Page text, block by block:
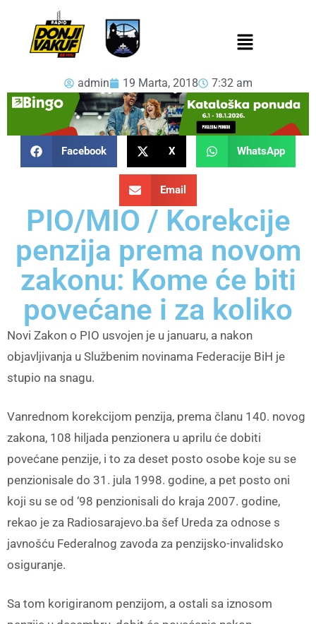
admin 19 Marta, 2018 7:32 am
Facebook X WhatsApp
Email
PIO/MIO / Korekcije
penzija prema novom
zakonu: Kome će biti
povećane i za koliko
Novi Zakon o PIO usvojen je u januaru, a nakon
objavljivanja u Službenim novinama Federacije BiH je
stupio na snagu.
Vanrednom korekcijom penzija, prema članu 140. novog
zakona, 108 hiljada penzionera u aprilu će dobiti
povećane penzije, i to za deset posto osobe koje su se
penzionisale do 31. jula 1998. godine, a pet posto oni
koji su se od ‘98 penzionisali do kraja 2007. godine,
rekao je za Radiosarajevo.ba šef Ureda za odnose s
javnošću Federalnog zavoda za penzijsko-invalidsko
osiguranje.
Sa tom korigiranom penzijom, a ostali sa iznosom